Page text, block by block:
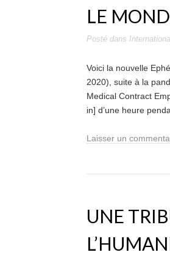
LE
Posté dans
Voici la nouvelle
2020), suite à la
Medical Contract
in] d’une heure
Laisser un
UNE